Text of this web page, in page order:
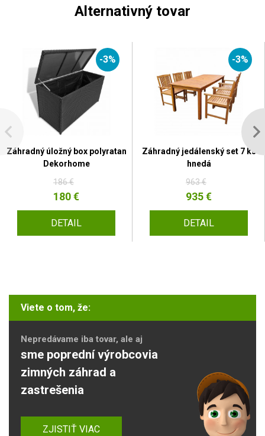
Alternativný tovar
-3%
Záhradný úložný box polyratan
Dekorhome
186 €
180 €
DETAIL
-3%
Záhradný jedálenský set 7 ks
hnedá
963 €
935 €
DETAIL
Viete o tom, že:
Nepredávame iba tovar, ale aj
sme poprední výrobcovia
zimných záhrad a
zastrešenia
ZJISTIŤ VIAC